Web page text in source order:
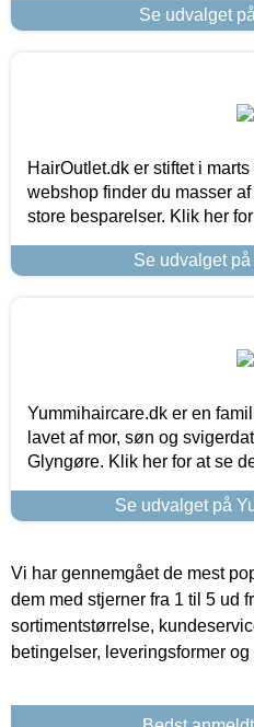
Se udvalget
HairOutlet.dk er stiftet i
webshop finder du masser
store besparelser. Klik her
Se udvalget
Yummihaircare.dk er en
lavet af mor, søn og
Glyngøre. Klik her for at se
Se udvalget på
Vi har gennemgået de mest
dem med stjerner fra 1 til 5 ud
sortimentstørrelse,
betingelser, leveringsformer